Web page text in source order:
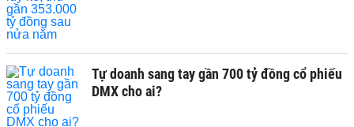
Tự doanh sang tay gần 700 tỷ đồng cổ phiếu
DMX cho ai?